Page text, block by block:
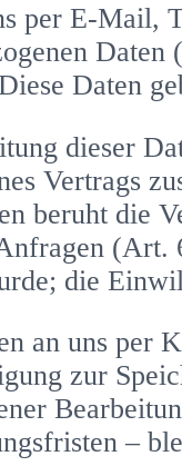
per E-Mail,
Daten
dieser
Vertrags
beruht die
die
an uns per
zur
–